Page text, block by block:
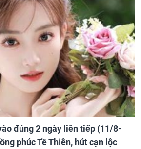
đúng 2 ngày liên tiếp (11/8-
phúc Tề Thiên, hút cạn lộc